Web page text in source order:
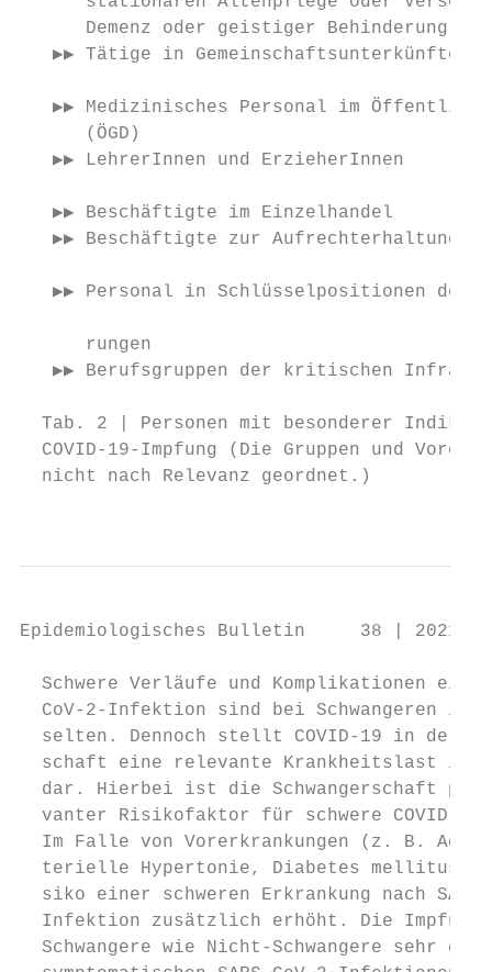
Demenz oder geistiger Behinderung
   ▶▶ Tätige in Gemeinschaftsunterkünften
▶▶ Medizinisches Personal im
(ÖGD)
   ▶▶ LehrerInnen und ErzieherInnen
▶▶ Beschäftigte im Einzelhandel
▶▶ Beschäftigte zur Aufrechterhaltung
▶▶ Personal in Schlüsselpositionen der
      rungen
▶▶ Berufsgruppen der kritischen
Tab. 2 | Personen mit besonderer
COVID-19-Impfung (Die Gruppen und
  nicht nach Relevanz geordnet.)
Epidemiologisches Bulletin     38 |
Schwere Verläufe und Komplikationen
CoV-2-Infektion sind bei Schwangeren
selten. Dennoch stellt COVID-19 in der
schaft eine relevante Krankheitslast in
dar. Hierbei ist die Schwangerschaft
vanter Risikofaktor für schwere COVID-
Im Falle von Vorerkrankungen (z. B.
terielle Hypertonie, Diabetes mellitus)
siko einer schweren Erkrankung nach
Infektion zusätzlich erhöht. Die
Schwangere wie Nicht-Schwangere sehr